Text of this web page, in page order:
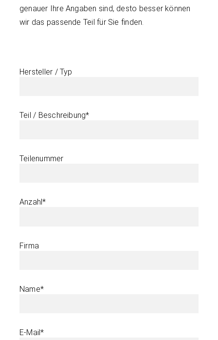
genauer Ihre Angaben sind, desto besser können
wir das passende Teil für Sie finden.
Hersteller / Typ
Teil / Beschreibung*
Teilenummer
Anzahl*
Firma
Name*
E-Mail*